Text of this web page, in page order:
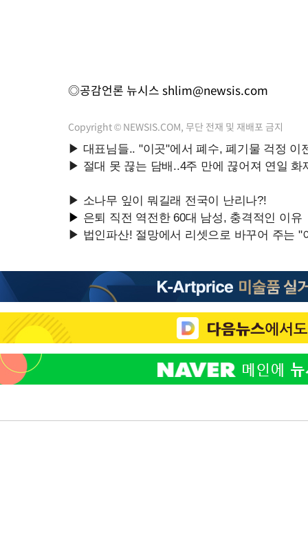
◎공감언론 뉴시스 shlim@newsis.com
Copyright © NEWSIS.COM, 무단 전재 및 재배포 금지